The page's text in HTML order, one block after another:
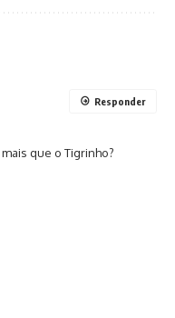
que o Tigrinho?
Responder